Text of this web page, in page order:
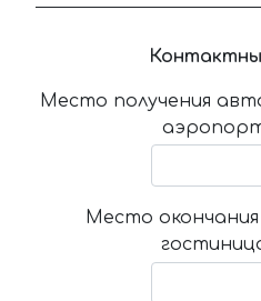
Место получения
Место